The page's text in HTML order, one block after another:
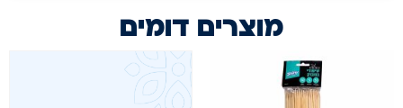
מוצרים דומים